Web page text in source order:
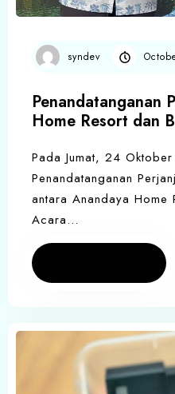
syndev
Penandatanganan
Home Resort dan
Pada Jumat, 24
Penandatanganan
antara Anandaya Home
Acara…